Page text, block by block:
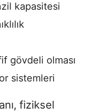
kapasitesi
gövdeli olması
sistemleri
fiziksel